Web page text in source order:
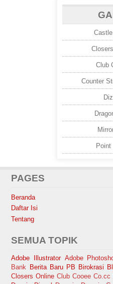
Club
Counter
Point
PAGES
Beranda
Daftar Isi
Tentang
SEMUA TOPIK
Adobe Illustrator Adobe
Bank Berita Baru PB Birokrasi
Closers Online Club Cooee Co.cc